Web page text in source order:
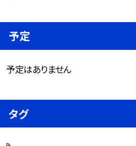
予定
予定はありません
タグ